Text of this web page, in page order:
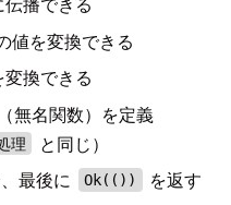
値を変換できる
換できる
無名関数）を定義
理
と同じ）
最後に Ok(()) を返す